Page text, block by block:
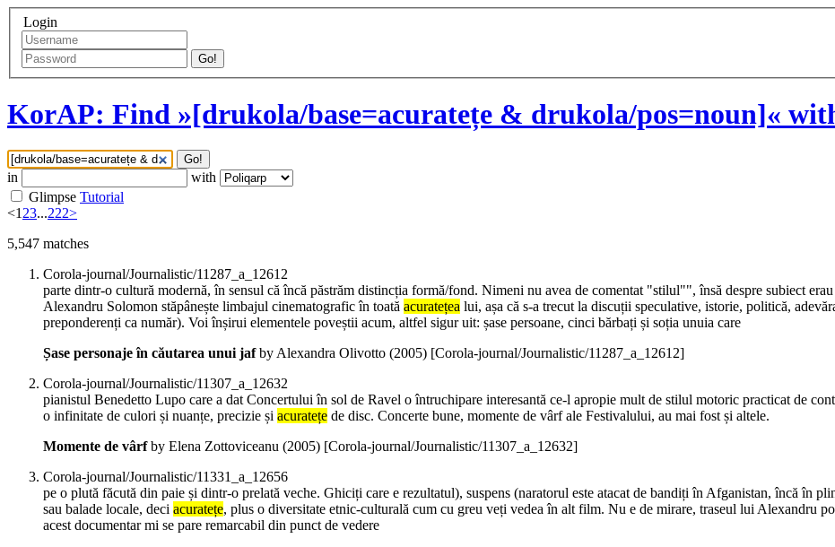
Login
Go!
KorAP: Find »[drukola/base=acuratețe & drukola/pos=noun]«
Go!
in
with
Glimpse Tutorial
<123...222>
5,547 matches
Corola-journal/Journalistic/11287_a_12612
parte dintr-o cultură modernă, în sensul că încă păstrăm distincția formă/fond. Nimeni nu avea de comentat "stilul"", însă despre subiect
Alexandru Solomon stăpânește limbajul cinematografic în toată acuratețea lui, așa că s-a trecut la discuții speculative, istorie, politică,
preponderenți ca număr). Voi înșirui elementele poveștii acum, altfel sigur uit: șase persoane, cinci bărbați și soția unuia care
Șase personaje în căutarea unui jafby Alexandra Olivotto (2005) [Corola-journal/Journalistic/11287_a_12612]
Corola-journal/Journalistic/11307_a_12632
pianistul Benedetto Lupo care a dat Concertului în sol de Ravel o întruchipare interesantă ce-l apropie mult de stilul motoric practicat de
o infinitate de culori și nuanțe, precizie și acuratețe de disc. Concerte bune, momente de vârf ale Festivalului, au mai fost și altele.
Momente de vârfby Elena Zottoviceanu (2005) [Corola-journal/Journalistic/11307_a_12632]
Corola-journal/Journalistic/11331_a_12656
pe o plută făcută din paie și dintr-o prelată veche. Ghiciți care e rezultatul), suspens (naratorul este atacat de bandiți în Afganistan, încă în
sau balade locale, deci acuratețe, plus o diversitate etnic-culturală cum cu greu veți vedea în alt film. Nu e de mirare, traseul lui Alexandru
acest documentar mi se pare remarcabil din punct de vedere